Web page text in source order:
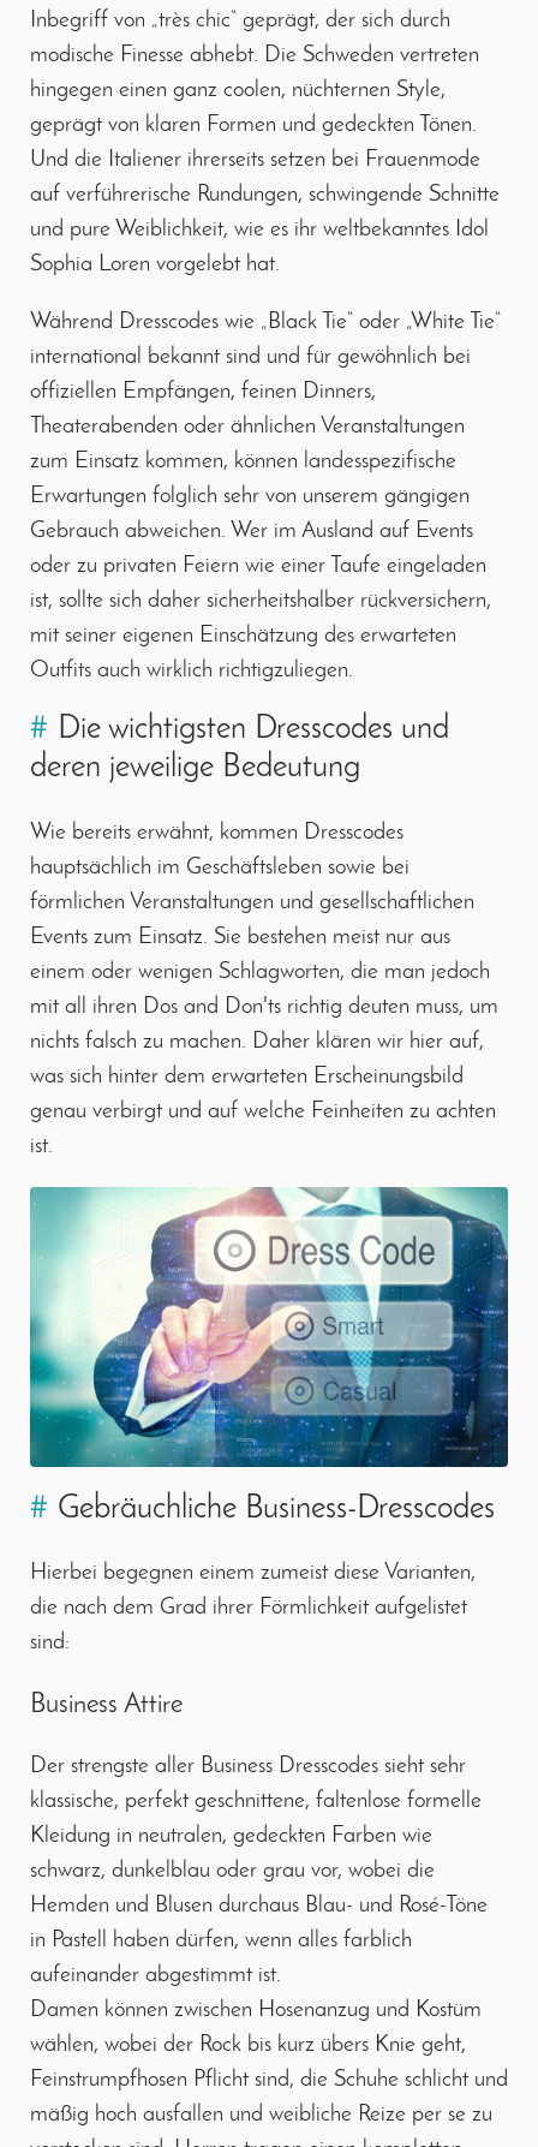
Inbegriff von „très chic“ geprägt, der sich durch
modische Finesse abhebt. Die Schweden vertreten
hingegen einen ganz coolen, nüchternen Style,
geprägt von klaren Formen und gedeckten Tönen.
Und die Italiener ihrerseits setzen bei Frauenmode
auf verführerische Rundungen, schwingende Schnitte
und pure Weiblichkeit, wie es ihr weltbekanntes Idol
Sophia Loren vorgelebt hat.
Während Dresscodes wie „Black Tie“ oder „White Tie“
international bekannt sind und für gewöhnlich bei
offiziellen Empfängen, feinen Dinners,
Theaterabenden oder ähnlichen Veranstaltungen
zum Einsatz kommen, können landesspezifische
Erwartungen folglich sehr von unserem gängigen
Gebrauch abweichen. Wer im Ausland auf Events
oder zu privaten Feiern wie einer Taufe eingeladen
ist, sollte sich daher sicherheitshalber rückversichern,
mit seiner eigenen Einschätzung des erwarteten
Outfits auch wirklich richtigzuliegen.
# Die wichtigsten Dresscodes und
deren jeweilige Bedeutung
Wie bereits erwähnt, kommen Dresscodes
hauptsächlich im Geschäftsleben sowie bei
förmlichen Veranstaltungen und gesellschaftlichen
Events zum Einsatz. Sie bestehen meist nur aus
einem oder wenigen Schlagworten, die man jedoch
mit all ihren Dos and Don'ts richtig deuten muss, um
nichts falsch zu machen. Daher klären wir hier auf,
was sich hinter dem erwarteten Erscheinungsbild
genau verbirgt und auf welche Feinheiten zu achten
ist.
# Gebräuchliche Business-Dresscodes
Hierbei begegnen einem zumeist diese Varianten,
die nach dem Grad ihrer Förmlichkeit aufgelistet
sind:
Business Attire
Der strengste aller Business Dresscodes sieht sehr
klassische, perfekt geschnittene, faltenlose formelle
Kleidung in neutralen, gedeckten Farben wie
schwarz, dunkelblau oder grau vor, wobei die
Hemden und Blusen durchaus Blau- und Rosé-Töne
in Pastell haben dürfen, wenn alles farblich
aufeinander abgestimmt ist.
Damen können zwischen Hosenanzug und Kostüm
wählen, wobei der Rock bis kurz übers Knie geht,
Feinstrumpfhosen Pflicht sind, die Schuhe schlicht und
mäßig hoch ausfallen und weibliche Reize per se zu